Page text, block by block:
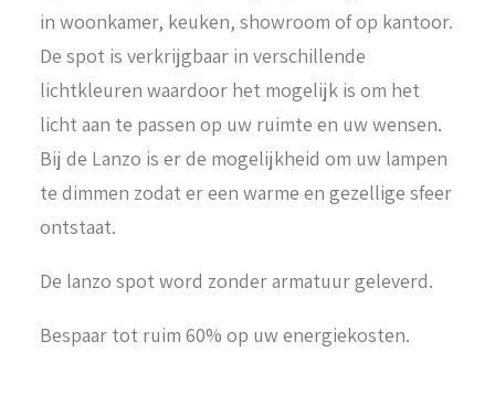
in woonkamer, keuken, showroom of op kantoor.
De spot is verkrijgbaar in verschillende
lichtkleuren waardoor het mogelijk is om het
licht aan te passen op uw ruimte en uw wensen.
Bij de Lanzo is er de mogelijkheid om uw lampen
te dimmen zodat er een warme en gezellige sfeer
ontstaat.
De lanzo spot word zonder armatuur geleverd.
Bespaar tot ruim 60% op uw energiekosten.